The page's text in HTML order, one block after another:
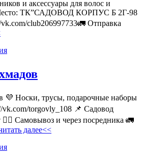
и аксессуары для волос и
ТК”САДОВОД КОРПУС Б 2Г-98
vk.com/club206997733🚛 Отправка
💜 Носки, трусы, подарочные наборы
vk.com/torgovly_108 📌 Садовод
Самовывоз и через посредника 🚛
далее<<